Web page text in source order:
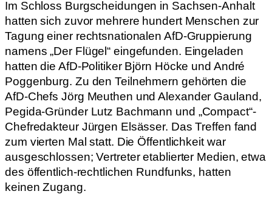
Im Schloss Burgscheidungen in Sachsen-Anhalt
hatten sich zuvor mehrere hundert Menschen zur
Tagung einer rechtsnationalen AfD-Gruppierung
namens „Der Flügel“ eingefunden. Eingeladen
hatten die AfD-Politiker Björn Höcke und André
Poggenburg. Zu den Teilnehmern gehörten die
AfD-Chefs Jörg Meuthen und Alexander Gauland,
Pegida-Gründer Lutz Bachmann und „Compact“-
Chefredakteur Jürgen Elsässer. Das Treffen fand
zum vierten Mal statt. Die Öffentlichkeit war
ausgeschlossen; Vertreter etablierter Medien, etwa
des öffentlich-rechtlichen Rundfunks, hatten
keinen Zugang.